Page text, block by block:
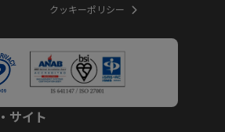
クッキーポリシー
サイト